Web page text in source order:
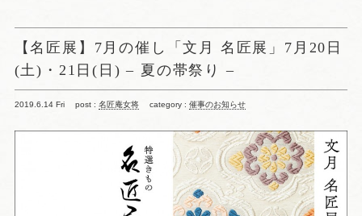
【名匠展】7月の催し「文月 名匠展」7月20日
(土)・21日(日) – 夏の帯祭り –
2019.6.14 Fri post : 名匠庵女将 category : 催事のお知らせ